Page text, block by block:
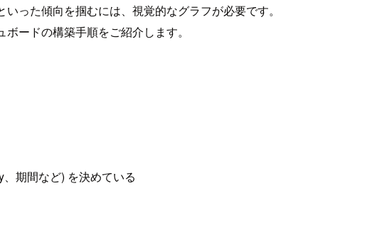
った傾向を掴むには、視覚的なグラフが必要です。
ードの構築手順をご紹介します。
期間など) を決めている